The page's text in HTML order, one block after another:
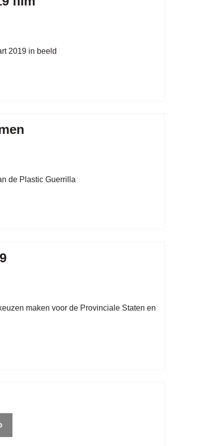
2019 in beeld
de Plastic Guerrilla
maken voor de Provinciale Staten en